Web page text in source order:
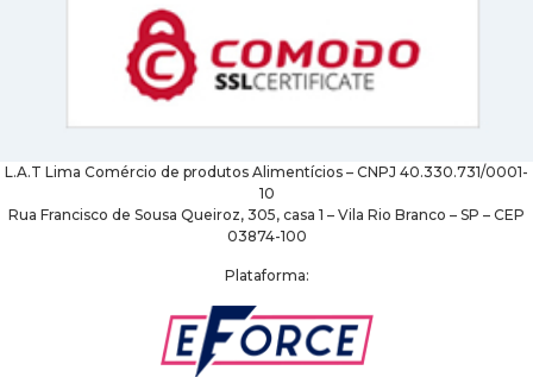
L.A.T Lima Comércio de produtos Alimentícios – CNPJ 40.330.731/0001-
10
Rua Francisco de Sousa Queiroz, 305, casa 1 – Vila Rio Branco – SP – CEP
03874-100
Plataforma: